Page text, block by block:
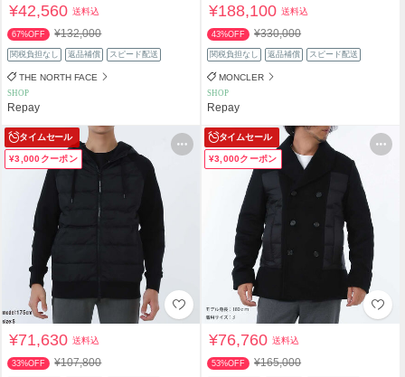
¥42,560送料込
67%OFF ¥132,000
関税負担なし 返品補償 スピード配送
THE NORTH FACE
SHOP
Repay
¥188,100送料込
43%OFF ¥330,000
関税負担なし 返品補償 スピード配送
MONCLER
SHOP
Repay
タイムセール
¥3,000クーポン
¥71,630送料込
33%OFF ¥107,800
タイムセール
¥3,000クーポン
¥76,760送料込
53%OFF ¥165,000